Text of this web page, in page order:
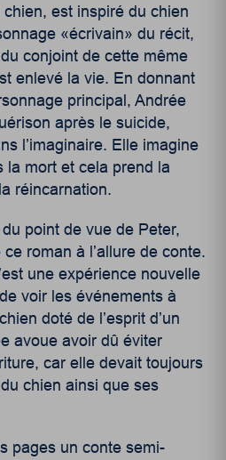
est inspiré du chien
«écrivain» du récit,
conjoint de cette même
enlevé la vie. En donnant
principal, Andrée
après le suicide,
l’imaginaire. Elle imagine
la mort et cela prend la
réincarnation.
point de vue de Peter,
roman à l’allure de conte.
une expérience nouvelle
voir les événements à
doté de l’esprit d’un
avoue avoir dû éviter
car elle devait toujours
chien ainsi que ses
pages un conte semi-